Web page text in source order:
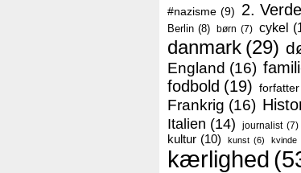
#nazisme (9) 2.
Berlin (8) børn (7) cykel
danmark (29)
England (16)
fodbold (19) forfatter
Frankrig (16)
Italien (14) journalist (7)
kultur (10) kunst (6) kvinde
kærlighed